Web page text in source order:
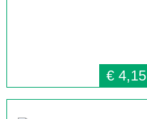
€ 4,15